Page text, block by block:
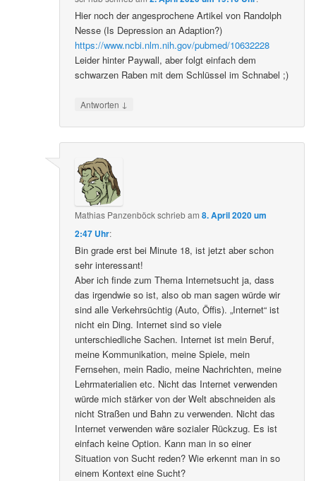
Hier noch der angesprochene Artikel von Randolph
Nesse (Is Depression an Adaption?)
https://www.ncbi.nlm.nih.gov/pubmed/10632228
Leider hinter Paywall, aber folgt einfach dem
schwarzen Raben mit dem Schlüssel im Schnabel ;)
Antworten ↓
Mathias Panzenböckschriebam8. April 2020 um
2:47 Uhr:
Bin grade erst bei Minute 18, ist jetzt aber schon
sehr interessant!
Aber ich finde zum Thema Internetsucht ja, dass
das irgendwie so ist, also ob man sagen würde wir
sind alle Verkehrsüchtig (Auto, Öffis). „Internet“ ist
nicht ein Ding. Internet sind so viele
unterschiedliche Sachen. Internet ist mein Beruf,
meine Kommunikation, meine Spiele, mein
Fernsehen, mein Radio, meine Nachrichten, meine
Lehrmaterialien etc. Nicht das Internet verwenden
würde mich stärker von der Welt abschneiden als
nicht Straßen und Bahn zu verwenden. Nicht das
Internet verwenden wäre sozialer Rückzug. Es ist
einfach keine Option. Kann man in so einer
Situation von Sucht reden? Wie erkennt man in so
einem Kontext eine Sucht?